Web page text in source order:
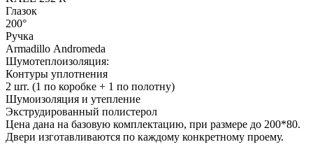
Д-36 46 30
C53
Глазок
200°
Ручка
Armadillo Аndromeda
Шумотеплоизоляция:
Контуры уплотнения
2 шт. (1 по коробке + 1 по полотну)
Шумоизоляция и утепление
Экструдированный полистерол
Цена дана на базовую комплектацию, при размере до 200*80.
Двери изготавливаются по каждому конкретному проему.